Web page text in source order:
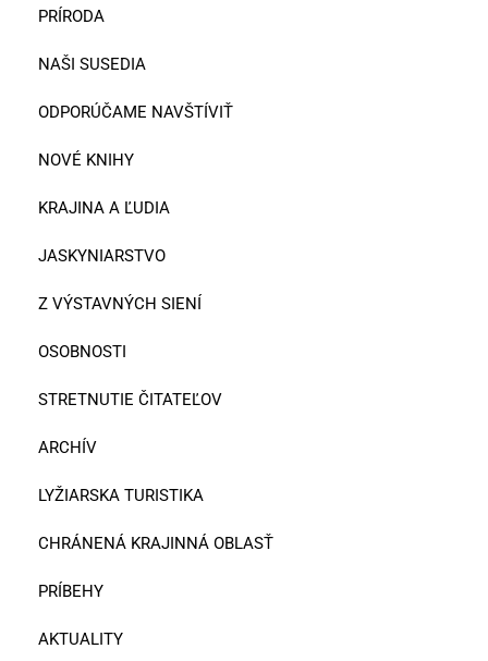
PRÍRODA
NAŠI SUSEDIA
ODPORÚČAME NAVŠTÍVIŤ
NOVÉ KNIHY
KRAJINA A ĽUDIA
JASKYNIARSTVO
Z VÝSTAVNÝCH SIENÍ
OSOBNOSTI
STRETNUTIE ČITATEĽOV
ARCHÍV
LYŽIARSKA TURISTIKA
CHRÁNENÁ KRAJINNÁ OBLASŤ
PRÍBEHY
AKTUALITY